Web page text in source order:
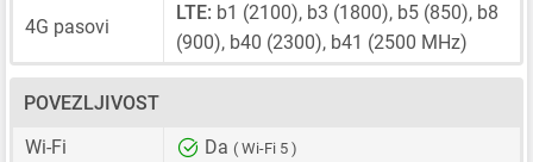
4G pasovi
LTE: b1 (2100), b3 (1800), b5 (850), b8
(900), b40 (2300), b41 (2500 MHz)
POVEZLJIVOST
Wi-Fi
Da ( Wi-Fi 5 )